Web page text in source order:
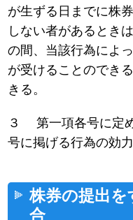
が生ずる日までに株
しない者があるとき
の間、当該行為によ
が受けることのでき
きる。
３ 第一項各号に定
号に掲げる行為の効
株券の提出
合